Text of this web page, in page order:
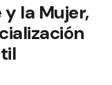
la Mujer,